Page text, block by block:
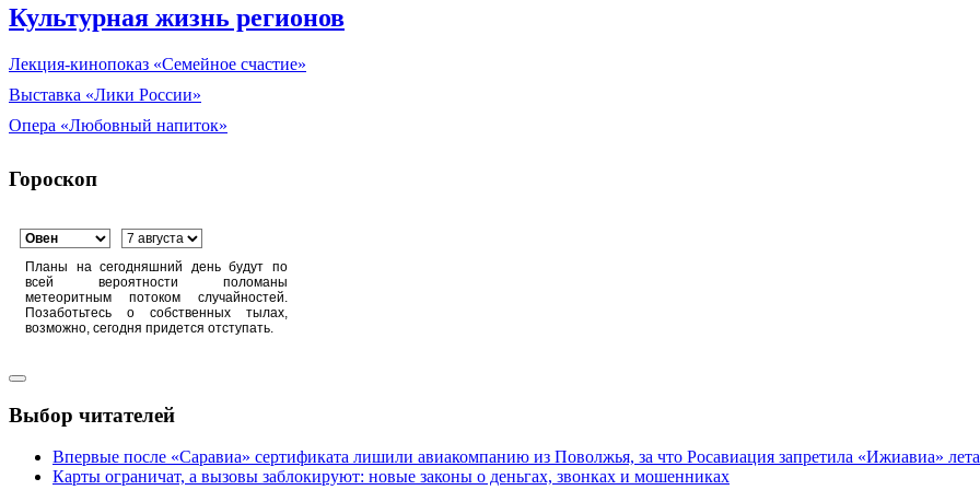
Культурная жизнь регионов
Лекция-кинопоказ «Семейное счастие»
Выставка «Лики России»
Опера «Любовный напиток»
Гороскоп
Планы на сегодняшний день будут по
всей вероятности поломаны
метеоритным потоком случайностей.
Позаботьтесь о собственных тылах,
возможно, сегодня придется отступать.
Выбор читателей
Впервые после «Саравиа» сертификата лишили авиакомпанию из Поволжья, за что Росавиация запретила «Ижиавиа»
Карты ограничат, а вызовы заблокируют: новые законы о деньгах, звонках и мошенниках